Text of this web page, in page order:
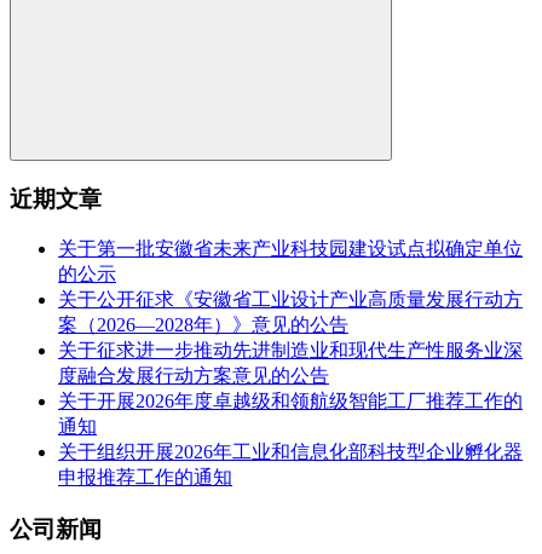
近期文章
关于第一批安徽省未来产业科技园建设试点拟确定单位
的公示
关于公开征求《安徽省工业设计产业高质量发展行动方
案（2026—2028年）》意见的公告
关于征求进一步推动先进制造业和现代生产性服务业深
度融合发展行动方案意见的公告
关于开展2026年度卓越级和领航级智能工厂推荐工作的
通知
关于组织开展2026年工业和信息化部科技型企业孵化器
申报推荐工作的通知
公司新闻